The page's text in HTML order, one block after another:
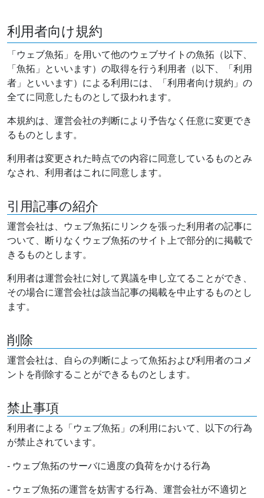
利用者向け規約
「ウェブ魚拓」を用いて他のウェブサイトの魚拓（以下、
「魚拓」といいます）の取得を行う利用者（以下、「利用
者」といいます）による利用には、「利用者向け規約」の
全てに同意したものとして扱われます。
本規約は、運営会社の判断により予告なく任意に変更でき
るものとします。
利用者は変更された時点での内容に同意しているものとみ
なされ、利用者はこれに同意します。
引用記事の紹介
運営会社は、ウェブ魚拓にリンクを張った利用者の記事に
ついて、断りなくウェブ魚拓のサイト上で部分的に掲載で
きるものとします。
利用者は運営会社に対して異議を申し立てることができ、
その場合に運営会社は該当記事の掲載を中止するものとし
ます。
削除
運営会社は、自らの判断によって魚拓および利用者のコメ
ントを削除することができるものとします。
禁止事項
利用者による「ウェブ魚拓」の利用において、以下の行為
が禁止されています。
- ウェブ魚拓のサーバに過度の負荷をかける行為
- ウェブ魚拓の運営を妨害する行為、運営会社が不適切と